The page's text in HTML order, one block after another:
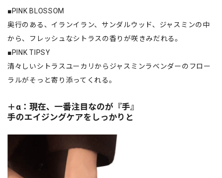
■PINK BLOSSOM
奥行のある、イランイラン、サンダルウッド、ジャスミンの中
から、フレッシュなシトラスの香りが咲きみだれる。
■PINK TIPSY
清々しいシトラスユーカリからジャスミンラベンダーのフロー
ラルがそっと寄り添ってくれる。
＋α：現在、一番注目なのが『手』
手のエイジングケアをしっかりと